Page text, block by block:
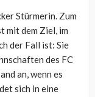
Stürmerin. Zum
mit dem Ziel, im
der Fall ist: Sie
des FC
an, wenn es
sich in eine